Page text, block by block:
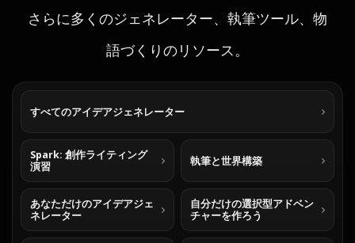
さらに多くのジェネレーター、執筆ツール、物
語づくりのリソース。
すべてのアイデアジェネレーター
Spark: 創作ライティング
演習
執筆と世界構築
あなただけのアイデアジェ
ネレーター
自分だけの選択型アドベン
チャーを作ろう